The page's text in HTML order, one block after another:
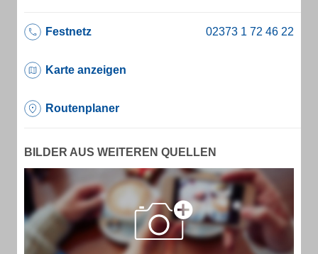
Festnetz
Karte anzeigen
Routenplaner
BILDER AUS WEITEREN QUELLEN